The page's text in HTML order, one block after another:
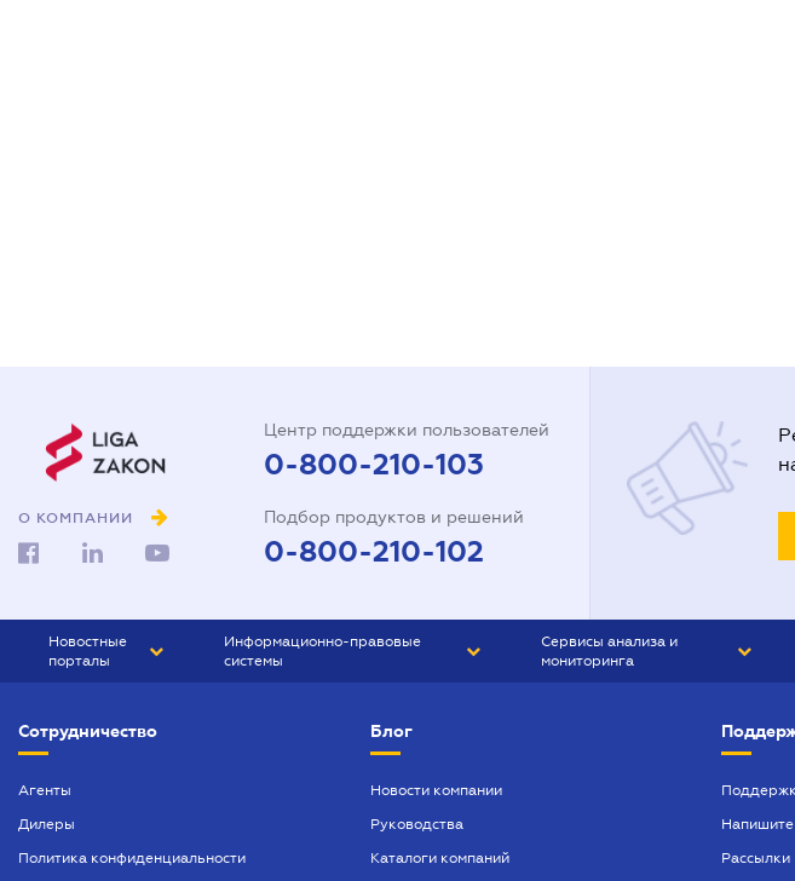
О КОМПАНИИ
Центр поддержки пользователей
0-800-210-103
Подбор продуктов и решений
0-800-210-102
Новостные
порталы
БИЗНЕС
Информационно-правовые
системы
БУХГАЛТЕР ПРОФ
ЮРИСТ ПРОФ
Сервисы анализа и
мониторинга
Сотрудничество
Агенты
Дилеры
Политика конфиденциальности
Блог
Новости компании
Руководства
Каталоги компаний
Рассылки